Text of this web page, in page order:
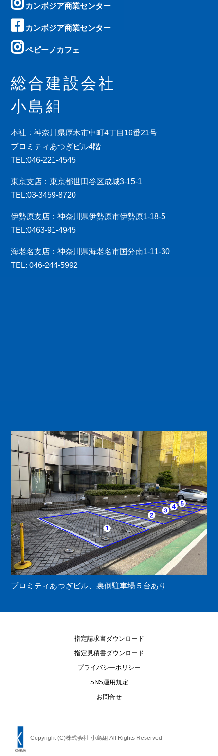
カンボジア商業センター
カンボジア商業センター
ペピーノカフェ
総合建設会社
小島組
本社：神奈川県厚木市中町4丁目16番21号
プロミティあつぎビル4階
TEL:046-221-4545
東京支店：東京都世田谷区成城3-15-1
TEL:03-3459-8720
伊勢原支店：神奈川県伊勢原市伊勢原1-18-5
TEL:0463-91-4945
海老名支店：神奈川県海老名市国分南1-11-30
TEL: 046-244-5992
プロミティあつぎビル、裏側駐車場５台あり
指定請求書ダウンロード
指定見積書ダウンロード
プライバシーポリシー
SNS運用規定
お問合せ
Copyright (C)株式会社 小島組 All Rights Reserved.